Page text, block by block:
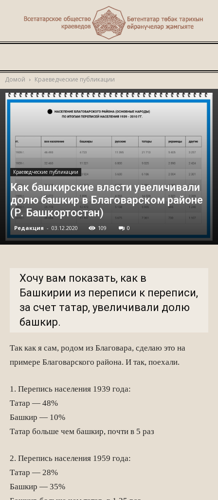
җир
Домой Краеведческие публикации
Краеведческие публикации
Как башкирские власти увеличивали
долю башкир в Благоварском районе
(Р. Башкортостан)
Редакция - 03.12.2020 109 0
Хочу вам показать, как в
Башкирии из переписи к переписи,
за счет татар, увеличивали долю
башкир.
Так как я сам, родом из Благовара, сделаю это на
примере Благоварского района. И так, поехали.
1. Перепись населения 1939 года:
Татар — 48%
Башкир — 10%
Татар больше чем башкир, почти в 5 раз
2. Перепись населения 1959 года:
Татар — 28%
Башкир — 35%